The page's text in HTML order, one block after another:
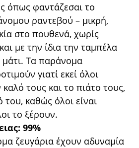
όπως φαντάζεσαι το
ραντεβού – μικρή,
στο πουθενά, χωρίς
με την ίδια την ταμπέλα
μάτι. Τα παράνομα
γιατί εκεί όλοι
τους και το πιάτο τους,
του, καθώς όλοι είναι
το ξέρουν.
99%
ζευγάρια έχουν αδυναμία